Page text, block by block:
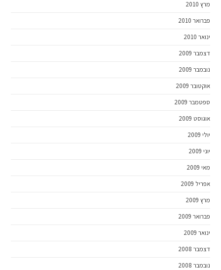
מרץ 2010
פברואר 2010
ינואר 2010
דצמבר 2009
נובמבר 2009
אוקטובר 2009
ספטמבר 2009
אוגוסט 2009
יולי 2009
יוני 2009
מאי 2009
אפריל 2009
מרץ 2009
פברואר 2009
ינואר 2009
דצמבר 2008
נובמבר 2008